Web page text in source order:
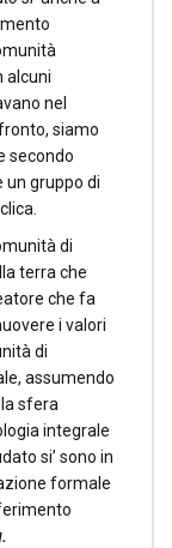
alcuni
nel
siamo
secondo
un gruppo di
di
terra che
che fa
i valori
di
assumendo
sfera
integrale
si’ sono in
formale